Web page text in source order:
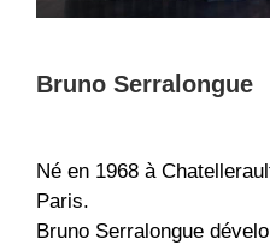
Bruno Serralongue
Né en 1968 à
Paris.
Bruno Serralongue